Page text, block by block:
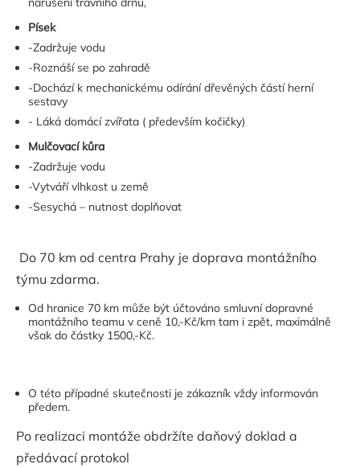
Písek
-Zadržuje vodu
-Roznáší se po zahradě
-Dochází k mechanickému odírání dřevěných částí herní
sestavy
- Láká domácí zvířata ( především kočičky)
Mulčovací kůra
-Zadržuje vodu
-Vytváří vlhkost u země
-Sesychá – nutnost doplňovat
Do 70 km od centra Prahy je doprava montážního
týmu zdarma.
Od hranice 70 km může být účtováno smluvní dopravné
montážního teamu v ceně 10,-Kč/km tam i zpět, maximálně
však do částky 1500,-Kč.
O této případné skutečnosti je zákazník vždy informován
předem.
Po realizaci montáže obdržíte daňový doklad a
předávací protokol